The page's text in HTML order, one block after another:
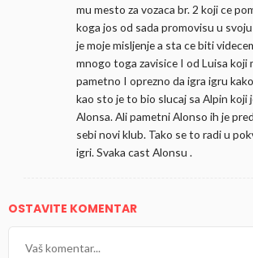
mu mesto za vozaca br. 2 koji ce
koga jos od sada promovisu u
je moje misljenje a sta ce biti
mnogo toga zavisice I od Luisa koji
pametno I oprezno da igra igru
kao sto je to bio slucaj sa Alpin koji
Alonsa. Ali pametni Alonso ih je
sebi novi klub. Tako se to radi u
igri. Svaka cast Alonsu .
OSTAVITE KOMENTAR